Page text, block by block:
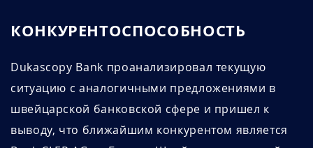
КОНКУРЕНТОСПОСОБНОСТЬ
Dukascopy Bank проанализировал текущую
ситуацию с аналогичными предложениями в
швейцарской банковской сфере и пришел к
выводу, что ближайшим конкурентом является